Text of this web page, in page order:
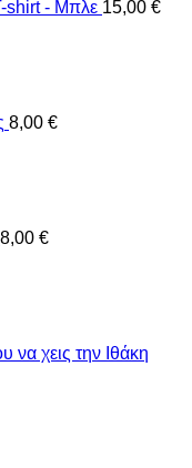
shirt - Μπλε 15,00 €
8,00 €
8,00 €
να χεις την Ιθάκη